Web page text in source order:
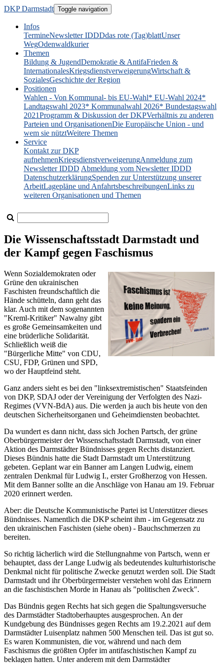
DKP Darmstadt Toggle navigation
Infos
TermineNewsletter IDDDdas rote (Tag)blattUnser
WegOdenwaldkurier
Themen
Bildung & JugendDemokratie & AntifaFrieden &
InternationalesKriegsdienstverweigerungWirtschaft &
SozialesGeschichte der Region
Positionen
Wahlen - Von Kommunal- bis EU-Wahl* EU-Wahl 2024*
Landtagswahl 2023* Kommunalwahl 2026* Bundestagswahl
2021Programm & Diskussion der DKPVerhältnis zu anderen
Parteien und OrganisationenDie Europäische Union - und
wem sie nütztWeitere Themen
Service
Kontakt zur DKP
aufnehmenKriegsdienstverweigerungAnmeldung zum
Newsletter IDDD Abmeldung vom Newsletter IDDD
DatenschutzerklärungSpenden zur Unterstützung unserer
ArbeitLagepläne und AnfahrtsbeschreibungenLinks zu
weiteren Organisationen und Themen
Die Wissenschaftsstadt Darmstadt und
der Kampf gegen Faschismus
Wenn Sozialdemokraten oder
Grüne den ukrainischen
Faschisten freundschaftlich die
Hände schütteln, dann geht das
klar. Auch mit dem sogenannten
"Kreml-Kritiker" Nawalny gibt
es große Gemeinsamkeiten und
eine brüderliche Solidarität.
Schließlich weiß die
"Bürgerliche Mitte" von CDU,
CSU, FDP, Grünen und SPD,
wo der Hauptfeind steht.
Ganz anders sieht es bei den "linksextremistischen" Staatsfeinden
von DKP, SDAJ oder der Vereinigung der Verfolgten des Nazi-
Regimes (VVN-BdA) aus. Die werden ja auch bis heute von den
deutschen Sicherheitsorganen und Geheimdiensten beobachtet.
Da wundert es dann nicht, dass sich Jochen Partsch, der grüne
Oberbürgermeister der Wissenschaftsstadt Darmstadt, von einer
Aktion des Darmstädter Bündnisses gegen Rechts distanziert.
Dieses Bündnis hatte die Stadt Darmstadt um Unterstützung
gebeten. Geplant war ein Banner am Langen Ludwig, einem
zentralen Denkmal für Ludwig I., erster Großherzog von Hessen.
Mit dem Banner sollte an die Anschläge von Hanau am 19. Februar
2020 erinnert werden.
Aber: die Deutsche Kommunistische Partei ist Unterstützer dieses
Bündnisses. Namentlich die DKP scheint ihm - im Gegensatz zu
den ukrainischen Faschisten (siehe oben) - Bauchschmerzen zu
bereiten.
So richtig lächerlich wird die Stellungnahme von Partsch, wenn er
behauptet, dass der Lange Ludwig als bedeutendes kulturhistorische
Denkmal nicht für politische Zwecke genutzt werden soll. Die Stadt
Darmstadt und ihr Oberbürgermeister verstehen wohl das Erinnern
an die faschistischen Morde in Hanau als "politischen Zweck".
Das Bündnis gegen Rechts hat sich gegen die Spaltungsversuche
des Darmstädter Stadtoberhauptes ausgesprochen. An der
Kundgebung des Bündnisses gegen Rechts am 19.2.2021 auf dem
Darmstädter Luisenplatz nahmen 500 Menschen teil. Das ist gut so.
Es waren Kommunisten, die vor, während und nach dem
Faschismus die größten Opfer im antifaschistischen Kampf zu
beklagen hatten. Unter anderem mit dem Darmstädter